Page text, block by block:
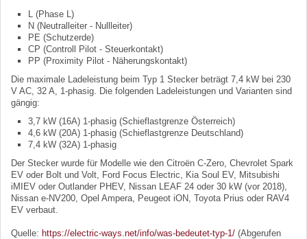
L (Phase L)
N (Neutralleiter - Nullleiter)
PE (Schutzerde)
CP (Controll Pilot - Steuerkontakt)
PP (Proximity Pilot - Näherungskontakt)
Die maximale Ladeleistung beim Typ 1 Stecker beträgt 7,4 kW bei 230
V AC, 32 A, 1-phasig. Die folgenden Ladeleistungen und Varianten sind
gängig:
3,7 kW (16A) 1-phasig (Schieflastgrenze Österreich)
4,6 kW (20A) 1-phasig (Schieflastgrenze Deutschland)
7,4 kW (32A) 1-phasig
Der Stecker wurde für Modelle wie den Citroën C-Zero, Chevrolet Spark
EV oder Bolt und Volt, Ford Focus Electric, Kia Soul EV, Mitsubishi
iMIEV oder Outlander PHEV, Nissan LEAF 24 oder 30 kW (vor 2018),
Nissan e-NV200, Opel Ampera, Peugeot iON, Toyota Prius oder RAV4
EV verbaut.
Quelle: https://electric-ways.net/info/was-bedeutet-typ-1/ (Abgerufen